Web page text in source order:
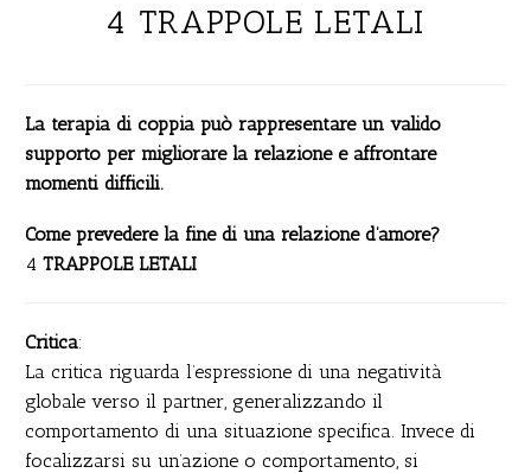
4 TRAPPOLE LETALI
La terapia di coppia può rappresentare un valido
supporto per migliorare la relazione e affrontare
momenti difficili.
Come prevedere la fine di una relazione d’amore?
4 TRAPPOLE LETALI
Critica:
La critica riguarda l’espressione di una negatività
globale verso il partner, generalizzando il
comportamento di una situazione specifica. Invece di
focalizzarsi su un’azione o comportamento, si